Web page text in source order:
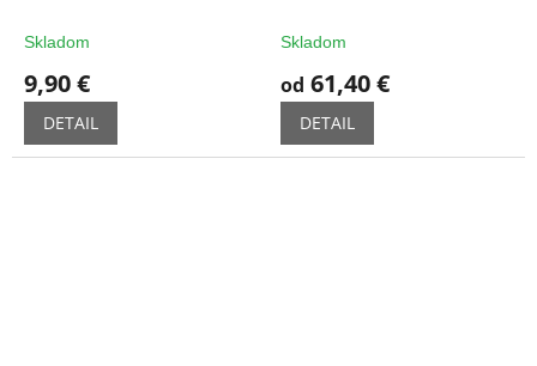
Skladom
9,90 €
DETAIL
Skladom
od 61,40 €
DETAIL